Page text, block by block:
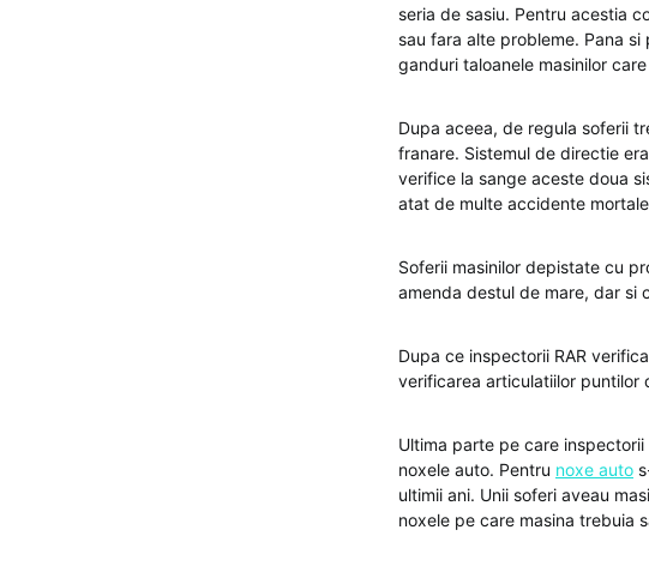
seria de sasiu. Pentru acestia
sau fara alte probleme. Pana
ganduri taloanele masinilor
Dupa aceea, de regula soferii
franare. Sistemul de directie
verifice la sange aceste doua
atat de multe accidente
Soferii masinilor depistate cu
amenda destul de mare, dar si
Dupa ce inspectorii RAR
verificarea articulatiilor puntilor
Ultima parte pe care
noxele auto. Pentru noxe auto
ultimii ani. Unii soferi aveau
noxele pe care masina trebuia